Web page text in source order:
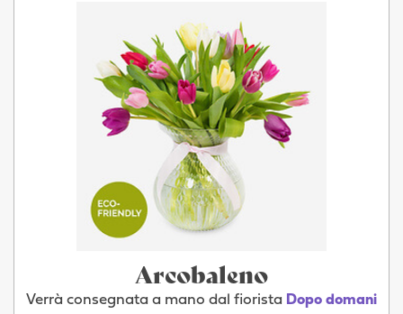
Arcobaleno
Verrà consegnata a mano dal fiorista Dopo domani